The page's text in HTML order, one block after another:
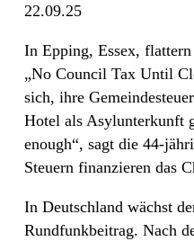
22.09.25
In Epping, Essex,
„No Council Tax Until
sich, ihre
Hotel als Asylunterkunft
enough“, sagt die 44-
Steuern finanzieren das
In Deutschland wächst
Rundfunkbeitrag. Nach